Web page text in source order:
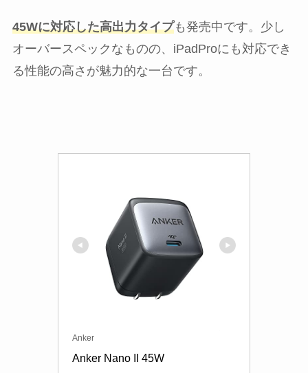
45Wに対応した高出力タイプも発売中です。少し
オーバースペックなものの、iPadProにも対応でき
る性能の高さが魅力的な一台です。
Anker
Anker Nano II 45W